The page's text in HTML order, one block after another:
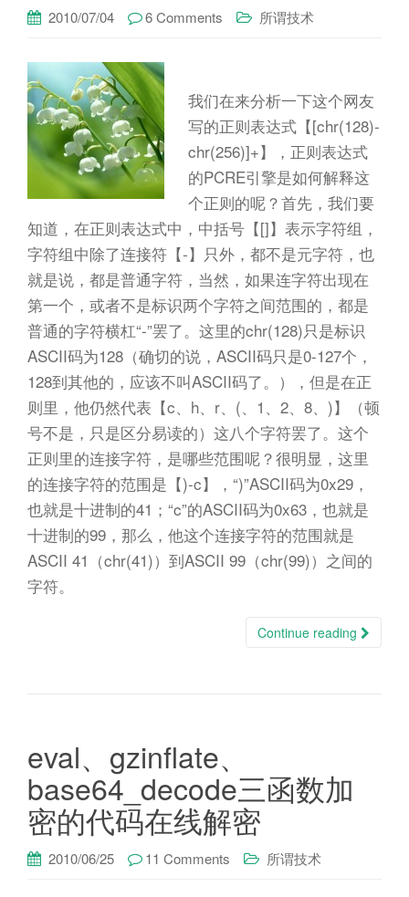
2010/07/04 6 Comments 所谓技术
我们在来分析一下这个网友
写的正则表达式【[chr(128)-
chr(256)]+】，正则表达式
的PCRE引擎是如何解释这
个正则的呢？首先，我们要
知道，在正则表达式中，中括号【[]】表示字符组，
字符组中除了连接符【-】只外，都不是元字符，也
就是说，都是普通字符，当然，如果连字符出现在
第一个，或者不是标识两个字符之间范围的，都是
普通的字符横杠“-”罢了。这里的chr(128)只是标识
ASCII码为128（确切的说，ASCII码只是0-127个，
128到其他的，应该不叫ASCII码了。），但是在正
则里，他仍然代表【c、h、r、(、1、2、8、)】（顿
号不是，只是区分易读的）这八个字符罢了。这个
正则里的连接字符，是哪些范围呢？很明显，这里
的连接字符的范围是【)-c】，“)”ASCII码为0x29，
也就是十进制的41；“c”的ASCII码为0x63，也就是
十进制的99，那么，他这个连接字符的范围就是
ASCII 41（chr(41)）到ASCII 99（chr(99)）之间的
字符。
Continue reading
eval、gzinflate、
base64_decode三函数加
密的代码在线解密
2010/06/25 11 Comments 所谓技术